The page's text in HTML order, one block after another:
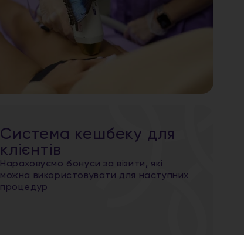
Система кешбеку для
клієнтів
Нараховуємо бонуси за візити, які
можна використовувати для наступних
процедур